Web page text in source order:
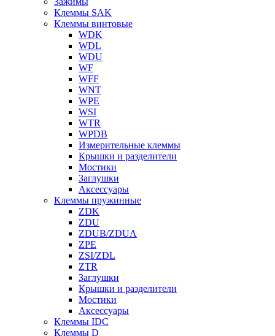
Клеммы SAK
Клеммы винтовые
WDK
WDL
WDU
WF
WFF
WNT
WPE
WSI
WTR
WPDB
Измерительные клеммы
Крышки и разделители
Мостики
Заглушки
Аксессуары
Клеммы пружинные
ZDK
ZDU
ZDUB/ZDUA
ZPE
ZSI/ZDL
ZTR
Заглушки
Крышки и разделители
Мостики
Аксессуары
Клеммы IDC
Клеммы D